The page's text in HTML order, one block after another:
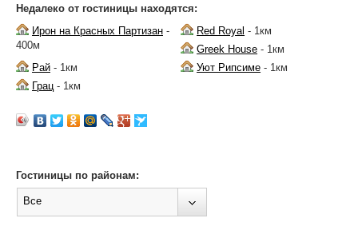
Недалеко от гостиницы находятся:
Ирон на Красных Партизан -
400м
Red Royal - 1км
Greek House - 1км
Рай - 1км Уют Рипсиме - 1км
Грац- 1км
Гостиницы по районам:
Все